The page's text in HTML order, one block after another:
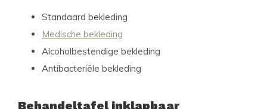
Standaard bekleding
Medische bekleding
Alcoholbestendige bekleding
Antibacteriële bekleding
Behandeltafel inklapbaar